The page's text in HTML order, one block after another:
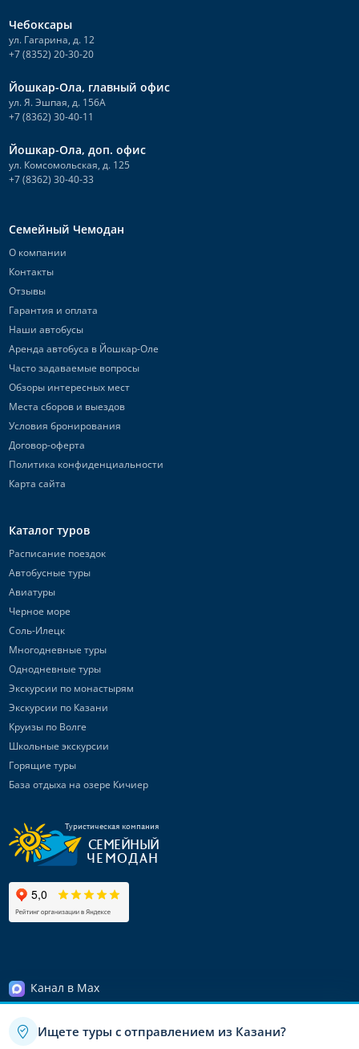
Ищете туры с отправлением из Казани?
Чебоксары
ул. Гагарина, д. 12
+7 (8352) 20-30-20
Йошкар-Ола, главный офис
ул. Я. Эшпая, д. 156А
+7 (8362) 30-40-11
Йошкар-Ола, доп. офис
ул. Комсомольская, д. 125
+7 (8362) 30-40-33
Семейный Чемодан
О компании
Контакты
Отзывы
Гарантия и оплата
Наши автобусы
Аренда автобуса в Йошкар-Оле
Часто задаваемые вопросы
Обзоры интересных мест
Места сборов и выездов
Условия бронирования
Договор-оферта
Политика конфиденциальности
Карта сайта
Каталог туров
Расписание поездок
Автобусные туры
Авиатуры
Черное море
Соль-Илецк
Многодневные туры
Однодневные туры
Экскурсии по монастырям
Экскурсии по Казани
Круизы по Волге
Школьные экскурсии
Горящие туры
База отдыха на озере Кичиер
Туристическая компания
СЕМЕЙНЫЙ
ЧЕМОДАН
Канал в Max
Канал ВКонтакте